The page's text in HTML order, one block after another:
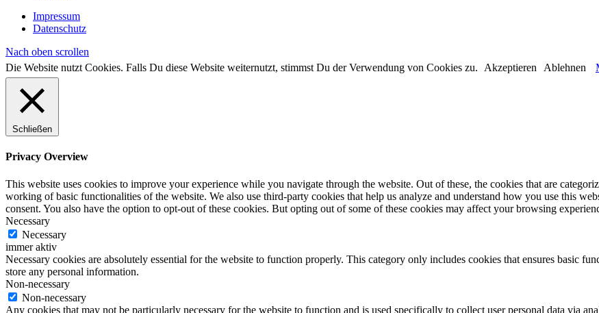
Impressum
Datenschutz
Nach oben scrollen
Die Website nutzt Cookies. Falls Du diese Website weiternutzt, stimmst Du der Verwendung von Cookies zu.
Akzeptieren Ablehnen
Schließen
Privacy Overview
This website uses cookies to improve your experience while you navigate through the website. Out of these, the cookies that are
working of basic functionalities of the website. We also use third-party cookies that help us analyze and understand how you use this
consent. You also have the option to opt-out of these cookies. But opting out of some of these cookies may affect your browsing
Necessary
Necessary
immer aktiv
Necessary cookies are absolutely essential for the website to function properly. This category only includes cookies that ensures basic
store any personal information.
Non-necessary
Non-necessary
Any cookies that may not be particularly necessary for the website to function and is used specifically to collect user personal data via